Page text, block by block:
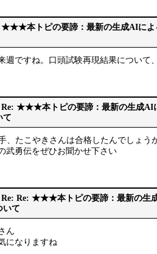
★★★本トピの要諦：最新の生成AIによ
週ですね。口頭試験再現結果につい
Re: ★★★本トピの要諦：最新の生成AI
て
、たこやきさんは合格したんでしょう
武勇伝をぜひお聞かせ下さい
Re: Re: ★★★本トピの要諦：最新の生
いて
ん
になりますね